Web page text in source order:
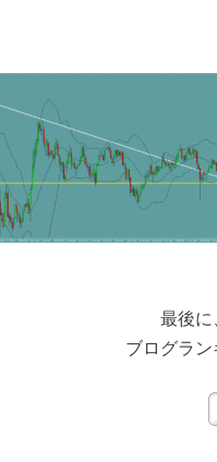
最後に
ブログラン